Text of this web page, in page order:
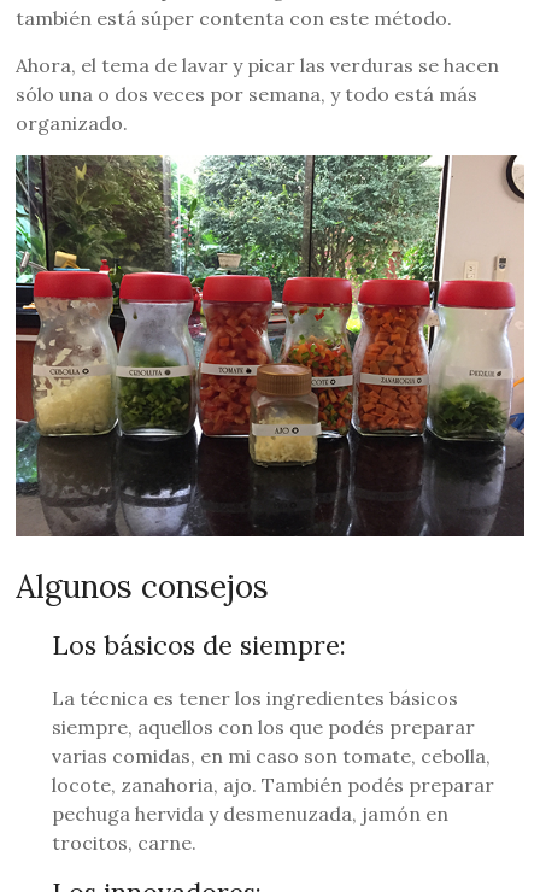
también está súper contenta con este método.
Ahora, el tema de lavar y picar las verduras se hacen
sólo una o dos veces por semana, y todo está más
organizado.
Algunos consejos
Los básicos de siempre:
La técnica es tener los ingredientes básicos
siempre, aquellos con los que podés preparar
varias comidas, en mi caso son tomate, cebolla,
locote, zanahoria, ajo. También podés preparar
pechuga hervida y desmenuzada, jamón en
trocitos, carne.